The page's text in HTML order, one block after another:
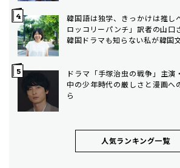
韓国語は独学、きっかけは推
ロッコリーパンチ」訳者の山
韓国ドラマも知らない私が韓国
ドラマ「手塚治虫の戦争」主
中の少年時代の厳しさと漫画へ
ら
人気ランキング⼀覧